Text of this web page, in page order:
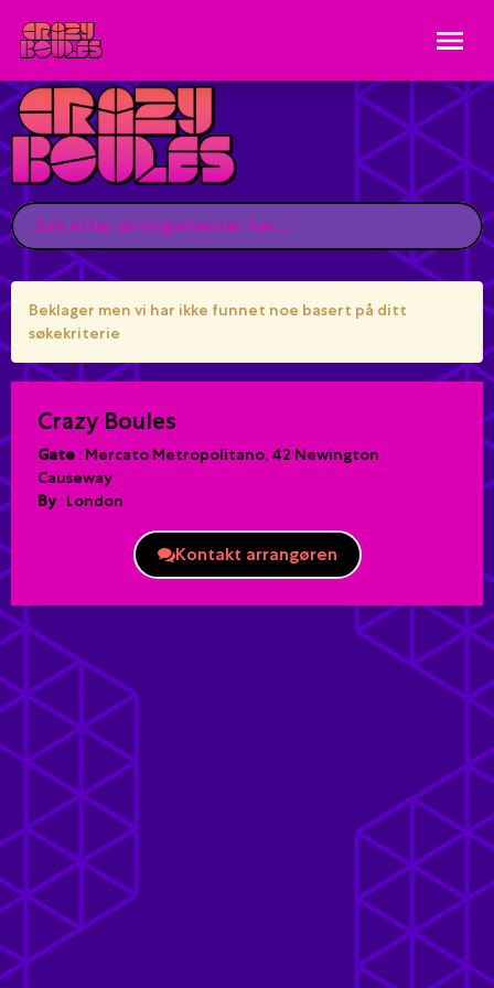
Beklager men vi har ikke funnet noe basert på ditt
søkekriterie
Crazy Boules
Gate : Mercato Metropolitano, 42 Newington
Causeway
By : London
Kontakt arrangøren